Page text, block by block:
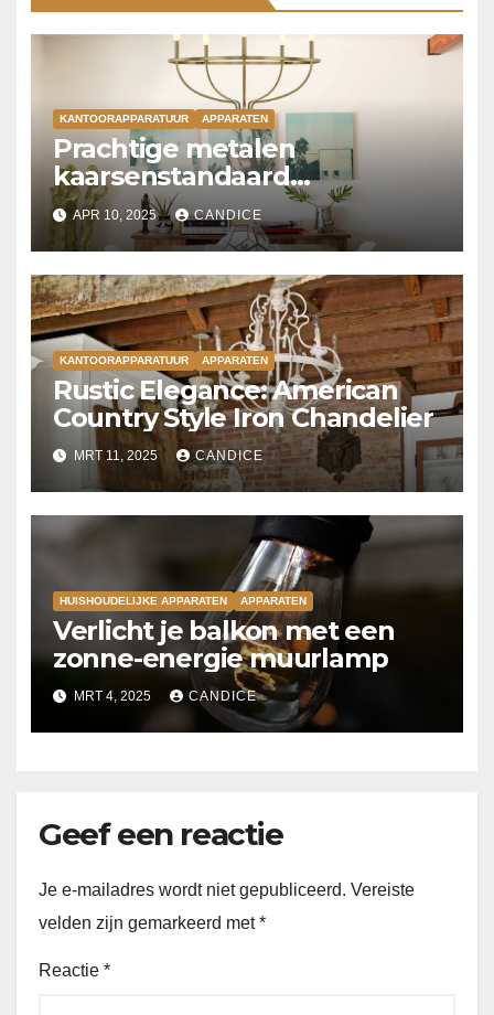
KANTOORAPPARATUUR APPARATEN
Prachtige metalen
kaarsenstandaard
kroonluchter
APR 10, 2025 CANDICE
KANTOORAPPARATUUR APPARATEN
Rustic Elegance: American
Country Style Iron Chandelier
MRT 11, 2025 CANDICE
HUISHOUDELIJKE APPARATEN APPARATEN
Verlicht je balkon met een
zonne-energie muurlamp
MRT 4, 2025 CANDICE
Geef een reactie
Je e-mailadres wordt niet gepubliceerd. Vereiste
velden zijn gemarkeerd met*
Reactie *